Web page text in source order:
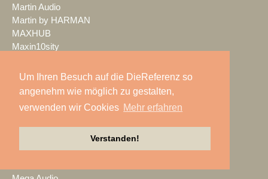
Um Ihren Besuch auf die DieReferenz so
angenehm wie möglich zu gestalten,
verwenden wir Cookies Mehr erfahren
Verstanden!
Martin Audio
Martin by HARMAN
MAXHUB
Maxin10sity
MDS PAtec
MEDIA IN RES
Media Resource Group
MEDIA SPECTRUM
MediaLantic
MEDIA|tek